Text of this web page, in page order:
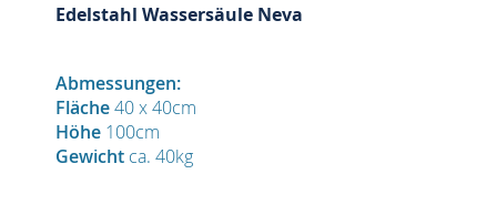
Edelstahl Wassersäule Neva
Abmessungen:
Fläche40 x 40cm
Höhe 100cm
Gewicht ca. 40kg